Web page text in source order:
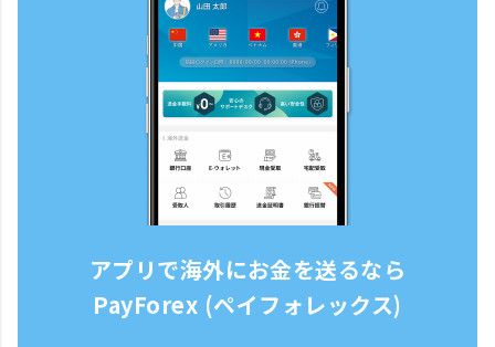
アプリで海外にお金を送るなら
PayForex (ペイフォレックス)